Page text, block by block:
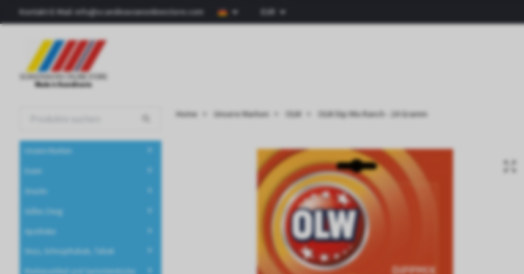
Kontakt-E-Mail: info@scandinavianonlinestore.com EUR
Unsere Marken
Essen
Snacks
Süßes Zeug
Apotheke
Snus, Schnupftabak, Tabak
Markenartikel und Sammlerstücke
Home Unsere Marken OLW OLW Dip Mix Ranch - 24 Gramm